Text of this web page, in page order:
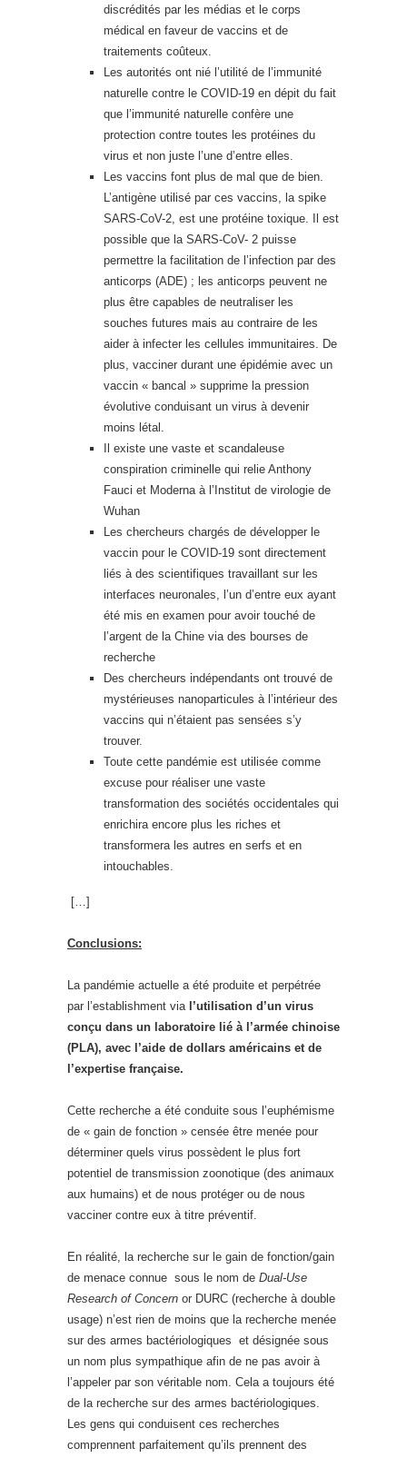
discrédités par les médias et le corps
médical en faveur de vaccins et de
traitements coûteux.
Les autorités ont nié l’utilité de l’immunité
naturelle contre le COVID-19 en dépit du fait
que l’immunité naturelle confère une
protection contre toutes les protéines du
virus et non juste l’une d’entre elles.
Les vaccins font plus de mal que de bien.
L’antigène utilisé par ces vaccins, la spike
SARS-CoV-2, est une protéine toxique. Il est
possible que la SARS-CoV- 2 puisse
permettre la facilitation de l’infection par des
anticorps (ADE) ; les anticorps peuvent ne
plus être capables de neutraliser les
souches futures mais au contraire de les
aider à infecter les cellules immunitaires. De
plus, vacciner durant une épidémie avec un
vaccin « bancal » supprime la pression
évolutive conduisant un virus à devenir
moins létal.
Il existe une vaste et scandaleuse
conspiration criminelle qui relie Anthony
Fauci et Moderna à l’Institut de virologie de
Wuhan
Les chercheurs chargés de développer le
vaccin pour le COVID-19 sont directement
liés à des scientifiques travaillant sur les
interfaces neuronales, l’un d’entre eux ayant
été mis en examen pour avoir touché de
l’argent de la Chine via des bourses de
recherche
Des chercheurs indépendants ont trouvé de
mystérieuses nanoparticules à l’intérieur des
vaccins qui n’étaient pas sensées s’y
trouver.
Toute cette pandémie est utilisée comme
excuse pour réaliser une vaste
transformation des sociétés occidentales qui
enrichira encore plus les riches et
transformera les autres en serfs et en
intouchables.
[…]
Conclusions:
La pandémie actuelle a été produite et perpétrée
par l’establishment via l’utilisation d’un virus
conçu dans un laboratoire lié à l’armée chinoise
(PLA), avec l’aide de dollars américains et de
l’expertise française.
Cette recherche a été conduite sous l’euphémisme
de « gain de fonction » censée être menée pour
déterminer quels virus possèdent le plus fort
potentiel de transmission zoonotique (des animaux
aux humains) et de nous protéger ou de nous
vacciner contre eux à titre préventif.
En réalité, la recherche sur le gain de fonction/gain
de menace connue sous le nom de Dual-Use
Research of Concern or DURC (recherche à double
usage) n’est rien de moins que la recherche menée
sur des armes bactériologiques et désignée sous
un nom plus sympathique afin de ne pas avoir à
l’appeler par son véritable nom. Cela a toujours été
de la recherche sur des armes bactériologiques.
Les gens qui conduisent ces recherches
comprennent parfaitement qu’ils prennent des